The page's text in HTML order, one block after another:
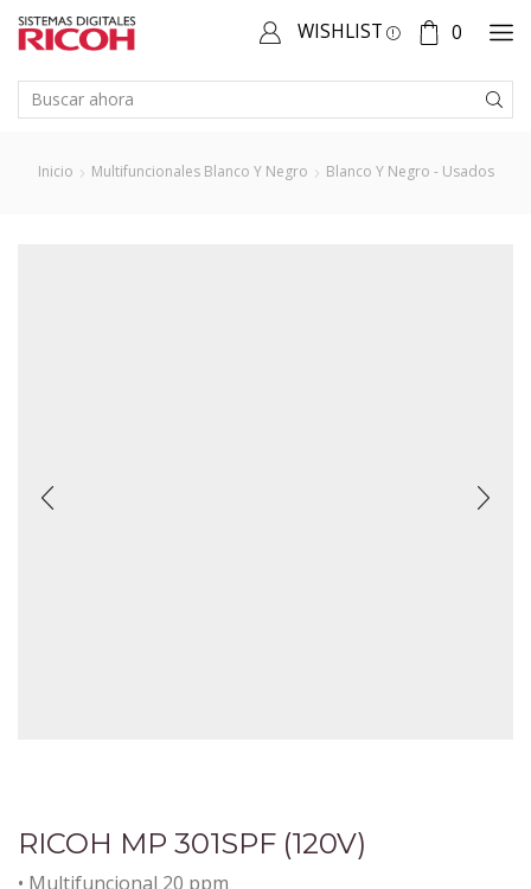
WISHLIST 0
Inicio Multifuncionales Blanco Y Negro Blanco Y Negro - Usados
RICOH MP 301SPF (120V)
• Multifuncional 20 ppm